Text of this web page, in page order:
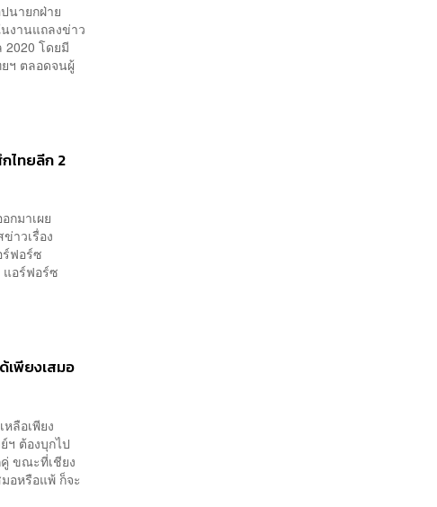
นายกฝ่าย
งานแถลงข่าว
2020 โดยมี
ฯ ตลอดจนผู้
ไทยลีก 2
กมาเผย
าวเรื่อง
ร์ฟอร์ซ​
อร์ฟอร์ซ​
เพียงเสมอ
ลือเพียง
ฯ ต้องบุกไป
ขณะที่เชียง
อหรือแพ้ ก็จะ